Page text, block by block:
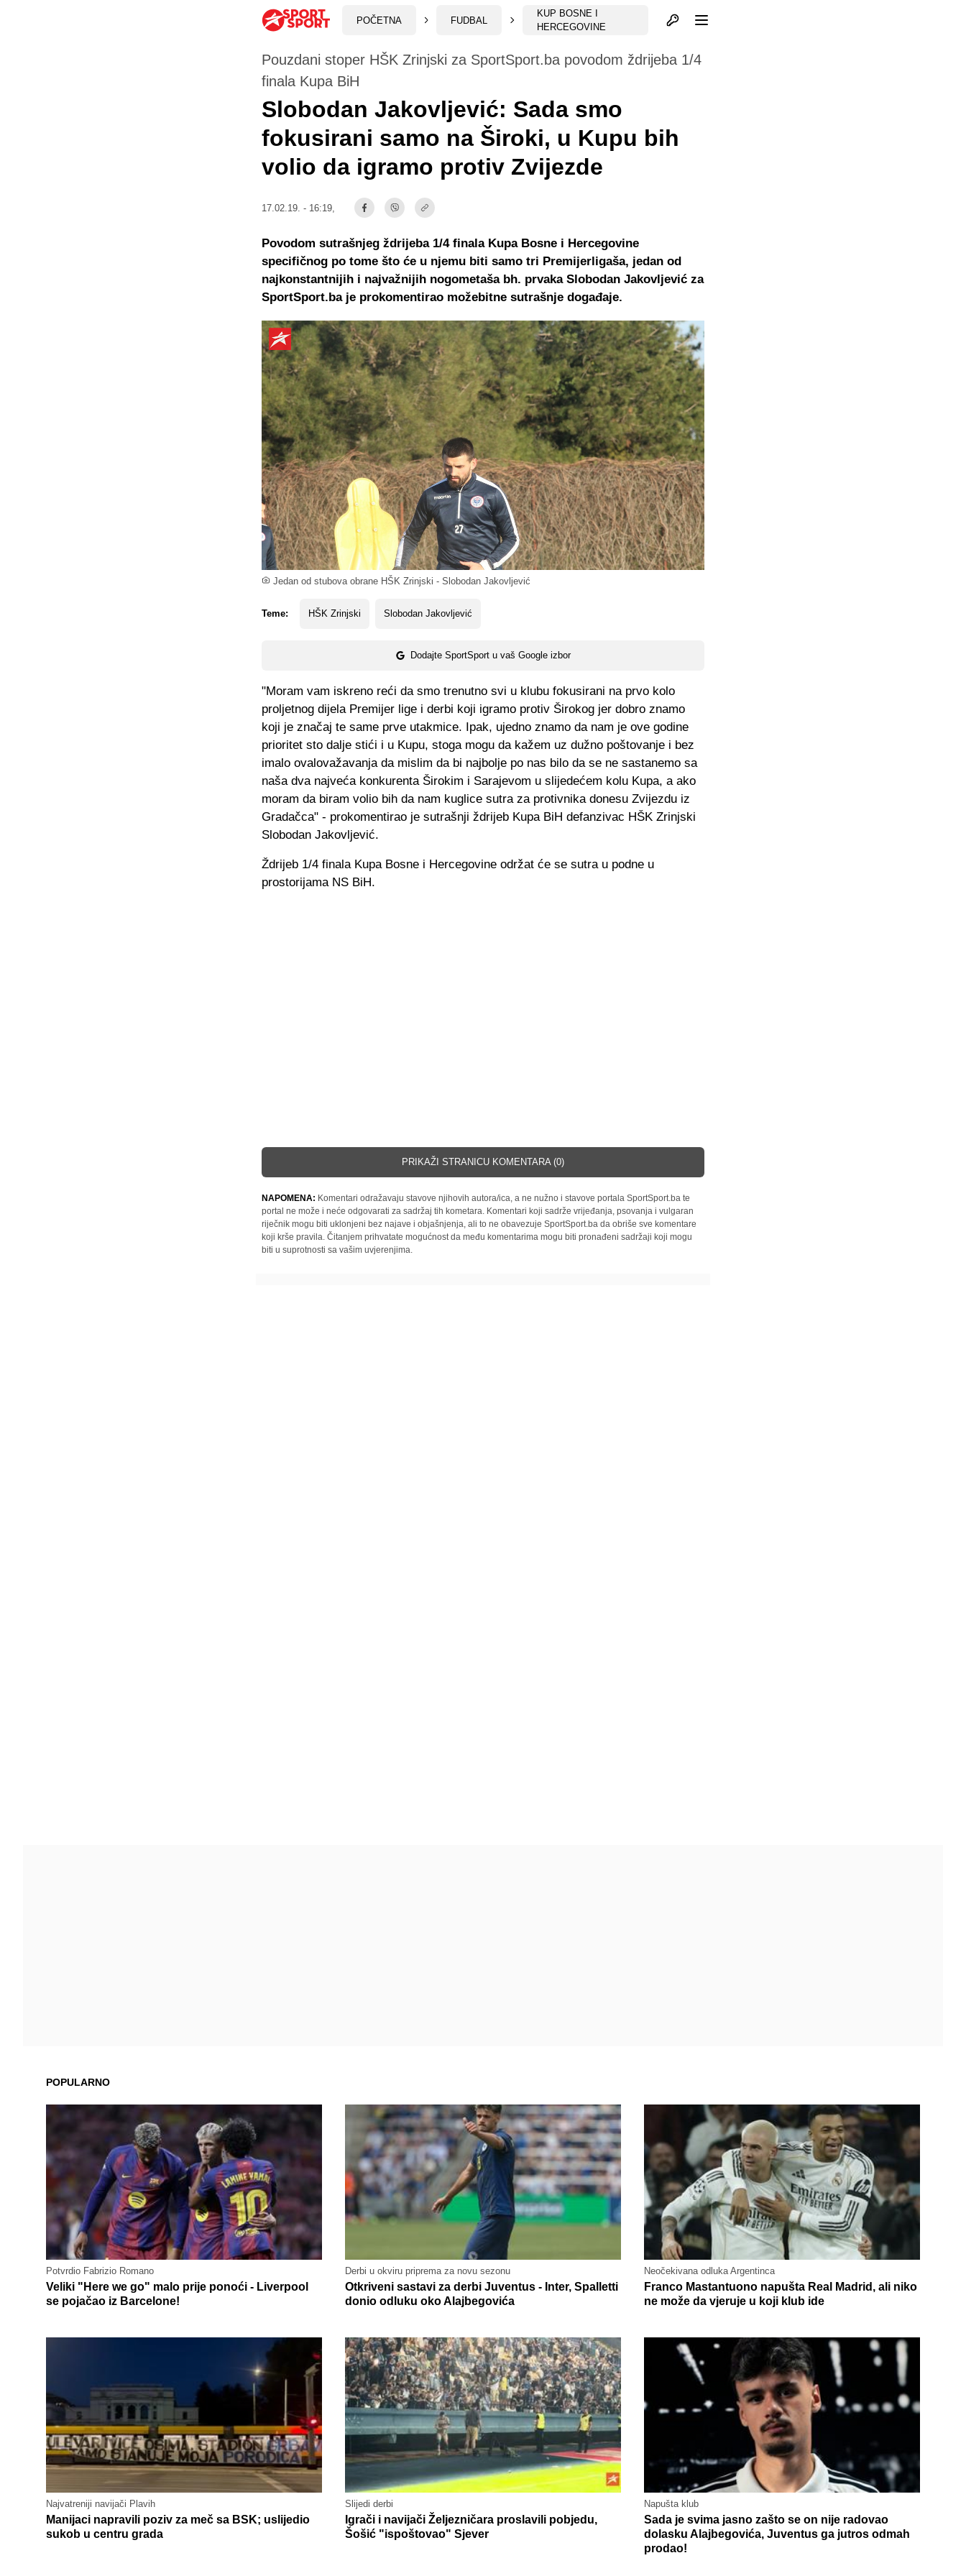
POČETNA FUDBAL
KUP BOSNE I
HERCEGOVINE
Otvori profil
Jedan od stubova obrane HŠK Zrinjski - Slobodan Jakovljević
Pouzdani stoper HŠK Zrinjski za SportSport.ba povodom ždrijeba 1/4
finala Kupa BiH
Slobodan Jakovljević: Sada smo
fokusirani samo na Široki, u Kupu bih
volio da igramo protiv Zvijezde
17.02.19. - 16:19,
Teme: HŠK Zrinjski Slobodan Jakovljević
Dodajte SportSport u vaš Google izbor
Povodom sutrašnjeg ždrijeba 1/4 finala Kupa Bosne i Hercegovine
specifičnog po tome što će u njemu biti samo tri Premijerligaša, jedan od
najkonstantnijih i najvažnijih nogometaša bh. prvaka Slobodan Jakovljević za
SportSport.ba je prokomentirao možebitne sutrašnje događaje.
"Moram vam iskreno reći da smo trenutno svi u klubu fokusirani na prvo kolo
proljetnog dijela Premijer lige i derbi koji igramo protiv Širokog jer dobro znamo
koji je značaj te same prve utakmice. Ipak, ujedno znamo da nam je ove godine
prioritet sto dalje stići i u Kupu, stoga mogu da kažem uz dužno poštovanje i bez
imalo ovalovažavanja da mislim da bi najbolje po nas bilo da se ne sastanemo sa
naša dva najveća konkurenta Širokim i Sarajevom u slijedećem kolu Kupa, a ako
moram da biram volio bih da nam kuglice sutra za protivnika donesu Zvijezdu iz
Gradačca" - prokomentirao je sutrašnji ždrijeb Kupa BiH defanzivac HŠK Zrinjski
Slobodan Jakovljević.
Ždrijeb 1/4 finala Kupa Bosne i Hercegovine održat će se sutra u podne u
prostorijama NS BiH.
PRIKAŽI STRANICU KOMENTARA (0)
NAPOMENA: Komentari odražavaju stavove njihovih autora/ica, a ne nužno i stavove portala SportSport.ba te
portal ne može i neće odgovarati za sadržaj tih kometara. Komentari koji sadrže vrijeđanja, psovanja i vulgaran
riječnik mogu biti uklonjeni bez najave i objašnjenja, ali to ne obavezuje SportSport.ba da obriše sve komentare
koji krše pravila. Čitanjem prihvatate mogućnost da među komentarima mogu biti pronađeni sadržaji koji mogu
biti u suprotnosti sa vašim uvjerenjima.
POPULARNO
Potvrdio Fabrizio Romano
Veliki "Here we go" malo prije ponoći - Liverpool
se pojačao iz Barcelone!
Derbi u okviru priprema za novu sezonu
Otkriveni sastavi za derbi Juventus - Inter, Spalletti
donio odluku oko Alajbegovića
Neočekivana odluka Argentinca
Franco Mastantuono napušta Real Madrid, ali niko
ne može da vjeruje u koji klub ide
Najvatreniji navijači Plavih
Manijaci napravili poziv za meč sa BSK; uslijedio
sukob u centru grada
Slijedi derbi
Igrači i navijači Željezničara proslavili pobjedu,
Šošić "ispoštovao" Sjever
Napušta klub
Sada je svima jasno zašto se on nije radovao
dolasku Alajbegovića, Juventus ga jutros odmah
prodao!